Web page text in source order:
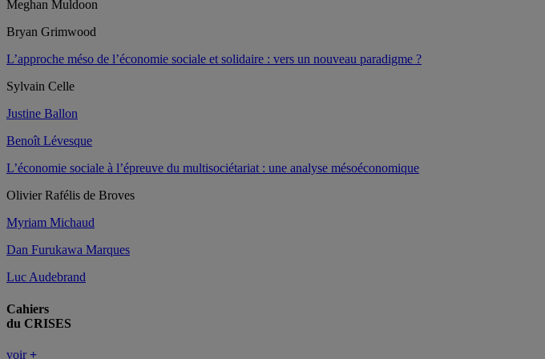
Meghan Muldoon
Bryan Grimwood
L’approche méso de l’économie sociale et solidaire : vers un nouveau paradigme ?
Sylvain Celle
Justine Ballon
Benoît Lévesque
L’économie sociale à l’épreuve du multisociétariat : une analyse mésoéconomique
Olivier Rafélis de Broves
Myriam Michaud
Dan Furukawa Marques
Luc Audebrand
Cahiers
du CRISES
voir +